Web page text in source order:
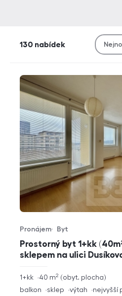
130 nabídek
Prostorný byt 1+kk
sklepem na ulici
Typ nabídky
Pronájem
Typ nemovitosti
Byt
rozměry
1+kk obyt. plocha
40 m2
funkce
balkon sklep výtah nejvyšší